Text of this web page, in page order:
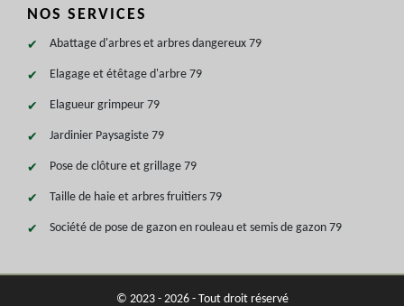
NOS SERVICES
Abattage d'arbres et arbres dangereux 79
Elagage et étêtage d'arbre 79
Elagueur grimpeur 79
Jardinier Paysagiste 79
Pose de clôture et grillage 79
Taille de haie et arbres fruitiers 79
Société de pose de gazon en rouleau et semis de gazon 79
© 2023 - 2026 - Tout droit réservé